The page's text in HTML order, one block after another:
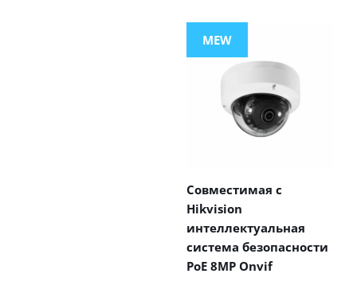
MEW
Совместимая с
Hikvision
интеллектуальная
система безопасности
PoE 8MP Onvif